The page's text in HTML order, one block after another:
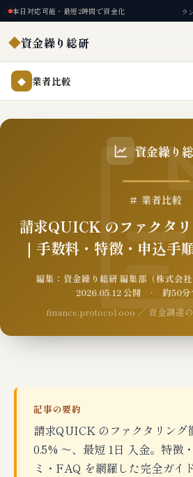
本日対応可能・最短2時間で資金化 ラ
◆資金繰り総研
◆ 業者比較
資金繰り
# 業者比較
請求QUICK のファクタ
｜手数料・特徴・申込手
編集：資金繰り総研 編集部（株式
2026.05.12 公開 · 約50分
finance.protocol.ooo ／ 資金調達
記事の要約
請求QUICK のファクタリング
0.5% 〜、最短 1日 入金。特徴
ミ・FAQ を網羅した完全ガイド